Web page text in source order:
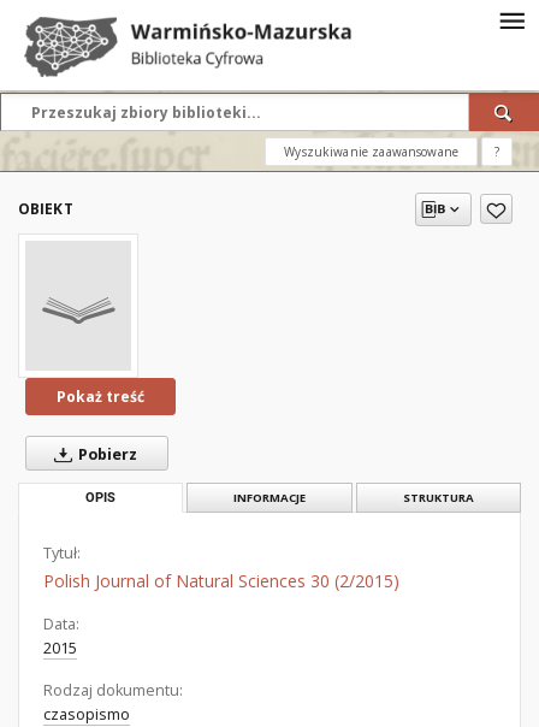
Wyszukiwanie zaawansowane ?
OBIEKT
Pokaż treść
Pobierz
OPIS INFORMACJE STRUKTURA
Tytuł:
Polish Journal of Natural Sciences 30 (2/2015)
Data:
2015
Rodzaj dokumentu:
czasopismo